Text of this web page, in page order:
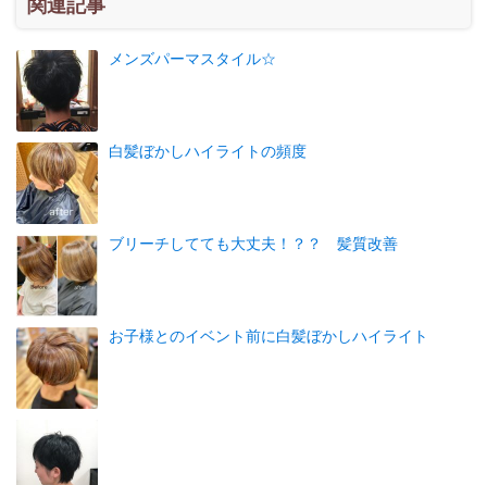
関連記事
メンズパーマスタイル☆
白髪ぼかしハイライトの頻度
ブリーチしてても大丈夫！？？ 髪質改善
お子様とのイベント前に白髪ぼかしハイライト